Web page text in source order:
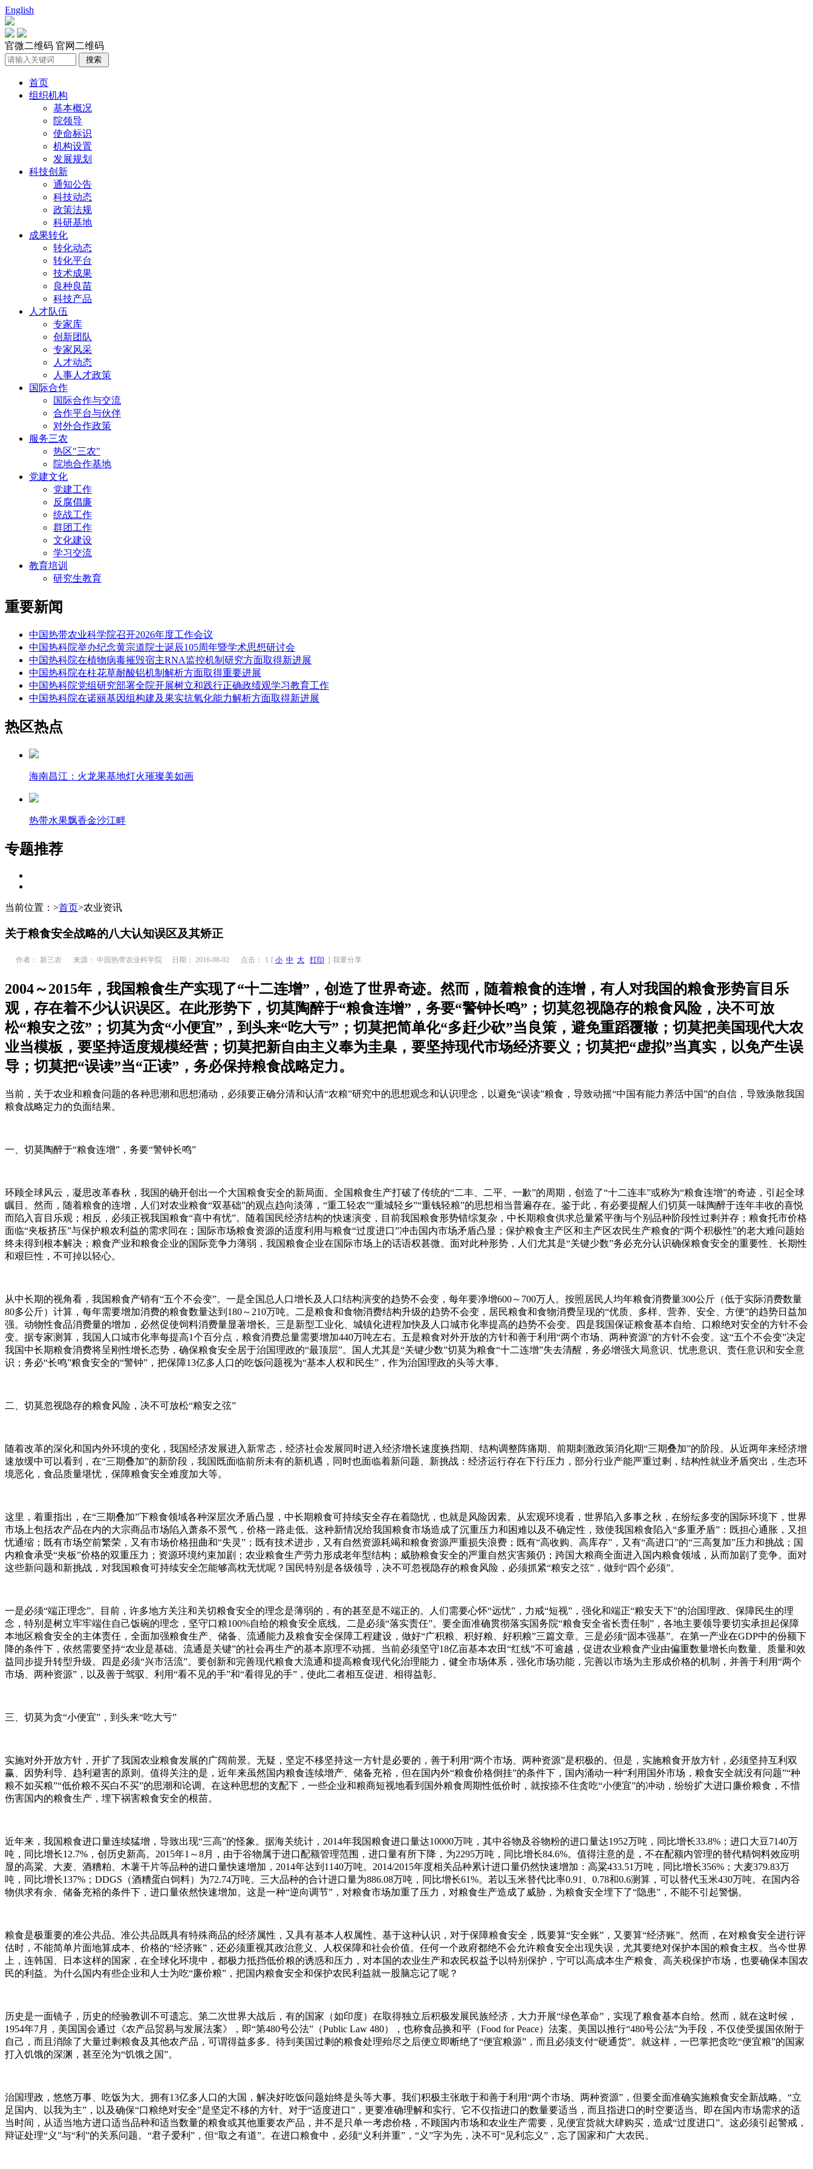
English
官微二维码 官网二维码
首页
组织机构
基本概况
院领导
使命标识
机构设置
发展规划
科技创新
通知公告
科技动态
政策法规
科研基地
成果转化
转化动态
转化平台
技术成果
良种良苗
科技产品
人才队伍
专家库
创新团队
专家风采
人才动态
人事人才政策
国际合作
国际合作与交流
合作平台与伙伴
对外合作政策
服务三农
热区"三农"
院地合作基地
党建文化
党建工作
反腐倡廉
统战工作
群团工作
文化建设
学习交流
教育培训
研究生教育
重要新闻
中国热带农业科学院召开2026年度工作会议
中国热科院举办纪念黄宗道院士诞辰105周年暨学术思想研讨会
中国热科院在植物病毒摧毁宿主RNA监控机制研究方面取得新进展
中国热科院在柱花草耐酸铝机制解析方面取得重要进展
中国热科院党组研究部署全院开展树立和践行正确政绩观学习教育工作
中国热科院在诺丽基因组构建及果实抗氧化能力解析方面取得新进展
热区热点
海南昌江：火龙果基地灯火璀璨美如画
热带水果飘香金沙江畔
专题推荐
当前位置： >首页>农业资讯
关于粮食安全战略的八大认知误区及其矫正
作者： 新三农 来源： 中国热带农业科学院 日期： 2016-08-02 点击： 1 [ 小 中 大 打印 ] 我要分享
2004～2015年，我国粮食生产实现了“十二连增”，创造了世界奇迹。然而，随着粮食的连增，有人对我国的粮食形势盲目乐
观，存在着不少认识误区。在此形势下，切莫陶醉于“粮食连增”，务要“警钟长鸣”；切莫忽视隐存的粮食风险，决不可放
松“粮安之弦”；切莫为贪“小便宜”，到头来“吃大亏”；切莫把简单化“多赶少砍”当良策，避免重蹈覆辙；切莫把美国现代大农
业当模板，要坚持适度规模经营；切莫把新自由主义奉为圭臬，要坚持现代市场经济要义；切莫把“虚拟”当真实，以免产生误
导；切莫把“误读”当“正读”，务必保持粮食战略定力。
当前，关于农业和粮食问题的各种思潮和思想涌动，必须要正确分清和认清“农粮”研究中的思想观念和认识理念，以避免“误读”粮食，导致动摇“中国有能力养活中国”的自信，导致涣散我国
粮食战略定力的负面结果。
一、切莫陶醉于“粮食连增”，务要“警钟长鸣”
环顾全球风云，凝思改革春秋，我国的确开创出一个大国粮食安全的新局面。全国粮食生产打破了传统的“二丰、二平、一歉”的周期，创造了“十二连丰”或称为“粮食连增”的奇迹，引起全球
瞩目。然而，随着粮食的连增，人们对农业粮食“双基础”的观点趋向淡薄，“重工轻农”“重城轻乡”“重钱轻粮”的思想相当普遍存在。鉴于此，有必要提醒人们切莫一味陶醉于连年丰收的喜悦
而陷入盲目乐观；相反，必须正视我国粮食“喜中有忧”。随着国民经济结构的快速演变，目前我国粮食形势错综复杂，中长期粮食供求总量紧平衡与个别品种阶段性过剩并存；粮食托市价格
面临“夹板挤压”与保护粮农利益的需求同在；国际市场粮食资源的适度利用与粮食“过度进口”冲击国内市场矛盾凸显；保护粮食主产区和主产区农民生产粮食的“两个积极性”的老大难问题始
终未得到根本解决；粮食产业和粮食企业的国际竞争力薄弱，我国粮食企业在国际市场上的话语权甚微。面对此种形势，人们尤其是“关键少数”务必充分认识确保粮食安全的重要性、长期性
和艰巨性，不可掉以轻心。
从中长期的视角看，我国粮食产销有“五个不会变”。一是全国总人口增长及人口结构演变的趋势不会变，每年要净增600～700万人。按照居民人均年粮食消费量300公斤（低于实际消费数量
80多公斤）计算，每年需要增加消费的粮食数量达到180～210万吨。二是粮食和食物消费结构升级的趋势不会变，居民粮食和食物消费呈现的“优质、多样、营养、安全、方便”的趋势日益加
强。动物性食品消费量的增加，必然促使饲料消费量显著增长。三是新型工业化、城镇化进程加快及人口城市化率提高的趋势不会变。四是我国保证粮食基本自给、口粮绝对安全的方针不会
变。据专家测算，我国人口城市化率每提高1个百分点，粮食消费总量需要增加440万吨左右。五是粮食对外开放的方针和善于利用“两个市场、两种资源”的方针不会变。这“五个不会变”决定
我国中长期粮食消费将呈刚性增长态势，确保粮食安全居于治国理政的“最顶层”。国人尤其是“关键少数”切莫为粮食“十二连增”失去清醒，务必增强大局意识、忧患意识、责任意识和安全意
识；务必“长鸣”粮食安全的“警钟”，把保障13亿多人口的吃饭问题视为“基本人权和民生”，作为治国理政的头等大事。
二、切莫忽视隐存的粮食风险，决不可放松“粮安之弦”
随着改革的深化和国内外环境的变化，我国经济发展进入新常态，经济社会发展同时进入经济增长速度换挡期、结构调整阵痛期、前期刺激政策消化期“三期叠加”的阶段。从近两年来经济增
速放缓中可以看到，在“三期叠加”的新阶段，我国既面临前所未有的新机遇，同时也面临着新问题、新挑战：经济运行存在下行压力，部分行业产能严重过剩，结构性就业矛盾突出，生态环
境恶化，食品质量堪忧，保障粮食安全难度加大等。
这里，着重指出，在“三期叠加”下粮食领域各种深层次矛盾凸显，中长期粮食可持续安全存在着隐忧，也就是风险因素。从宏观环境看，世界陷入多事之秋，在纷纭多变的国际环境下，世界
市场上包括农产品在内的大宗商品市场陷入萧条不景气，价格一路走低。这种新情况给我国粮食市场造成了沉重压力和困难以及不确定性，致使我国粮食陷入“多重矛盾”：既担心通胀，又担
忧通缩；既有市场空前繁荣，又有市场价格扭曲和“失灵”；既有技术进步，又有自然资源耗竭和粮食资源严重损失浪费；既有“高收购、高库存”，又有“高进口”的“三高复加”压力和挑战；国
内粮食承受“夹板”价格的双重压力；资源环境约束加剧；农业粮食生产劳力形成老年型结构；威胁粮食安全的严重自然灾害频仍；跨国大粮商全面进入国内粮食领域，从而加剧了竞争。面对
这些新问题和新挑战，对我国粮食可持续安全怎能够高枕无忧呢？国民特别是各级领导，决不可忽视隐存的粮食风险，必须抓紧“粮安之弦”，做到“四个必须”。
一是必须“端正理念”。目前，许多地方关注和关切粮食安全的理念是薄弱的，有的甚至是不端正的。人们需要心怀“远忧”，力戒“短视”，强化和端正“粮安天下”的治国理政、保障民生的理
念，特别是树立牢牢端住自己饭碗的理念，坚守口粮100%自给的粮食安全底线。二是必须“落实责任”。要全面准确贯彻落实国务院“粮食安全省长责任制”，各地主要领导要切实承担起保障
本地区粮食安全的主体责任，全面加强粮食生产、储备、流通能力及粮食安全保障工程建设，做好“广积粮、积好粮、好积粮”三篇文章。三是必须“固本强基”。在第一产业在GDP中的份额下
降的条件下，依然需要坚持“农业是基础、流通是关键”的社会再生产的基本原理不动摇。当前必须坚守18亿亩基本农田“红线”不可逾越，促进农业粮食产业由偏重数量增长向数量、质量和效
益同步提升转型升级。四是必须“兴市活流”。要创新和完善现代粮食大流通和提高粮食现代化治理能力，健全市场体系，强化市场功能，完善以市场为主形成价格的机制，并善于利用“两个
市场、两种资源”，以及善于驾驭、利用“看不见的手”和“看得见的手”，使此二者相互促进、相得益彰。
三、切莫为贪“小便宜”，到头来“吃大亏”
实施对外开放方针，开扩了我国农业粮食发展的广阔前景。无疑，坚定不移坚持这一方针是必要的，善于利用“两个市场、两种资源”是积极的。但是，实施粮食开放方针，必须坚持互利双
赢、因势利导、趋利避害的原则。值得关注的是，近年来虽然国内粮食连续增产、储备充裕，但在国内外“粮食价格倒挂”的条件下，国内涌动一种“利用国外市场，粮食安全就没有问题”“种
粮不如买粮”“低价粮不买白不买”的思潮和论调。在这种思想的支配下，一些企业和粮商短视地看到国外粮食周期性低价时，就按捺不住贪吃“小便宜”的冲动，纷纷扩大进口廉价粮食，不惜
伤害国内的粮食生产，埋下祸害粮食安全的根苗。
近年来，我国粮食进口量连续猛增，导致出现“三高”的怪象。据海关统计，2014年我国粮食进口量达10000万吨，其中谷物及谷物粉的进口量达1952万吨，同比增长33.8%；进口大豆7140万
吨，同比增长12.7%，创历史新高。2015年1～8月，由于谷物属于进口配额管理范围，进口量有所下降，为2295万吨，同比增长84.6%。值得注意的是，不在配额内管理的替代精饲料效应明
显的高粱、大麦、酒糟粕、木薯干片等品种的进口量快速增加，2014年达到1140万吨。2014/2015年度相关品种累计进口量仍然快速增加：高粱433.51万吨，同比增长356%；大麦379.83万
吨，同比增长137%；DDGS（酒糟蛋白饲料）为72.74万吨。三大品种的合计进口量为886.08万吨，同比增长61%。若以玉米替代比率0.91、0.78和0.6测算，可以替代玉米430万吨。在国内谷
物供求有余、储备充裕的条件下，进口量依然快速增加。这是一种“逆向调节”，对粮食市场加重了压力，对粮食生产造成了威胁，为粮食安全埋下了“隐患”，不能不引起警惕。
粮食是极重要的准公共品。准公共品既具有特殊商品的经济属性，又具有基本人权属性。基于这种认识，对于保障粮食安全，既要算“安全账”，又要算“经济账”。然而，在对粮食安全进行评
估时，不能简单片面地算成本、价格的“经济账”，还必须重视其政治意义、人权保障和社会价值。任何一个政府都绝不会允许粮食安全出现失误，尤其要绝对保护本国的粮食主权。当今世界
上，连韩国、日本这样的国家，在全球化环境中，都极力抵挡低价粮的诱惑和压力，对本国的农业生产和农民权益予以特别保护，宁可以高成本生产粮食、高关税保护市场，也要确保本国农
民的利益。为什么国内有些企业和人士为吃“廉价粮”，把国内粮食安全和保护农民利益就一股脑忘记了呢？
历史是一面镜子，历史的经验教训不可遗忘。第二次世界大战后，有的国家（如印度）在取得独立后积极发展民族经济，大力开展“绿色革命”，实现了粮食基本自给。然而，就在这时候，
1954年7月，美国国会通过《农产品贸易与发展法案》，即“第480号公法”（Public Law 480），也称食品换和平（Food for Peace）法案。美国以推行“480号公法”为手段，不仅使受援国依附于
自己，而且消除了大量过剩粮食及其他农产品，可谓得益多多。待到美国过剩的粮食处理殆尽之后便立即断绝了“便宜粮源”，而且必须支付“硬通货”。就这样，一巴掌把贪吃“便宜粮”的国家
打入饥饿的深渊，甚至沦为“饥饿之国”。
治国理政，悠悠万事、吃饭为大。拥有13亿多人口的大国，解决好吃饭问题始终是头等大事。我们积极主张敢于和善于利用“两个市场、两种资源”，但要全面准确实施粮食安全新战略。“立
足国内、以我为主”，以及确保“口粮绝对安全”是坚定不移的方针。对于“适度进口”，更要准确理解和实行。它不仅指进口的数量要适当，而且指进口的时空要适当。即在国内市场需求的适
当时间，从适当地方进口适当品种和适当数量的粮食或其他重要农产品，并不是只单一考虑价格，不顾国内市场和农业生产需要，见便宜货就大肆购买，造成“过度进口”。这必须引起警戒，
辩证处理“义”与“利”的关系问题。“君子爱利”，但“取之有道”。在进口粮食中，必须“义利并重”，“义”字为先，决不可“见利忘义”，忘了国家和广大农民。